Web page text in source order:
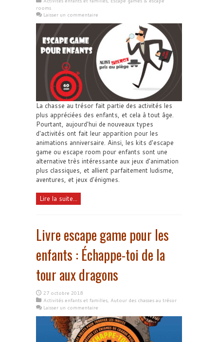
rooms
Laisser un commentaire
La chasse au trésor fait partie des activités les
plus appréciées des enfants, et cela à tout âge.
Pourtant, aujourd'hui de nouveaux types
d'activités ont fait leur apparition pour les
animations anniversaire. Ainsi, les kits d'escape
game ou escape room pour enfants sont une
alternative très intéressante aux jeux d'animation
plus classiques, et allient parfaitement ludisme,
aventures, et jeux d'énigmes.
Lire la suite...
Livre escape game pour les
enfants : Échappe-toi de la
tour aux dragons
27 octobre 2018
Activités enfants et familles, Autour des chasses au trésor
Laisser un commentaire